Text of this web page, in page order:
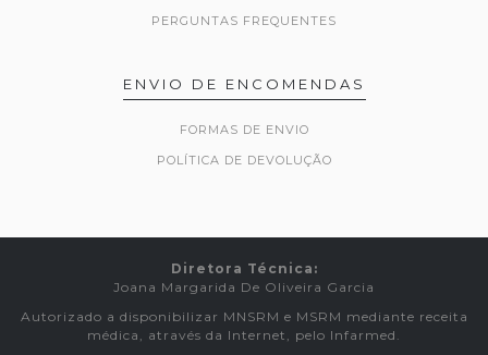
PERGUNTAS FREQUENTES
ENVIO DE ENCOMENDAS
FORMAS DE ENVIO
POLÍTICA DE DEVOLUÇÃO
Diretora Técnica:
Joana Margarida De Oliveira Garcia
Autorizado a disponibilizar MNSRM e MSRM mediante receita
médica, através da Internet, pelo Infarmed.